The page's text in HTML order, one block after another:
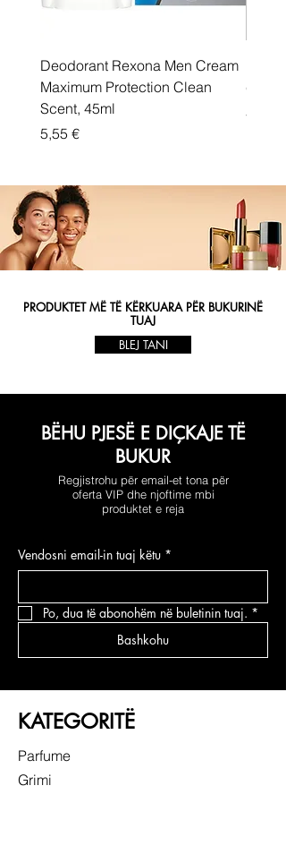
Deodorant Rexona Men Cream
Maximum Protection Clean
Scent, 45ml
Price
5,55 €
Price
5,55 €
PRODUKTET MË TË KËRKUARA PËR BUKURINË
TUAJ
BLEJ TANI
BËHU PJESË E DIÇKAJE TË
BUKUR
Regjistrohu për email-et tona për
oferta VIP dhe njoftime mbi
produktet e reja
Vendosni email-in tuaj këtu *
Po, dua të abonohëm në buletinin tuaj. *
Bashkohu
KATEGORITË
Parfume
Grimi